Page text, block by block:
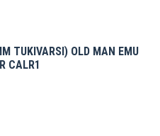
TUKIVARSI) OLD MAN EMU
CALR1